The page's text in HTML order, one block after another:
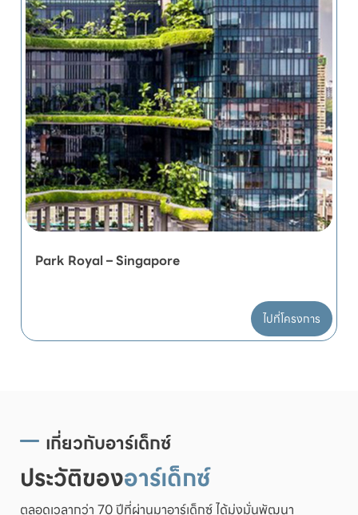
Park Royal – Singapore
ไปที่โครงการ
เกี่ยวกับอาร์เด็กซ์
ประวัติของอาร์เด็กซ์
ตลอดเวลากว่า 70 ปีที่ผ่านมาอาร์เด็กซ์ ได้มุ่งมั่นพัฒนา